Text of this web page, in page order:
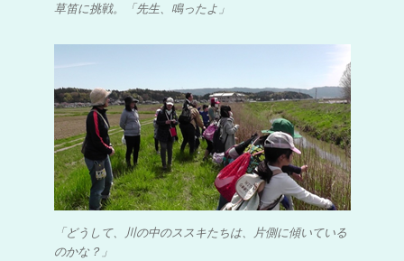
草笛に挑戦。「先生、鳴ったよ」
「どうして、川の中のススキたちは、片側に傾いている
のかな？」